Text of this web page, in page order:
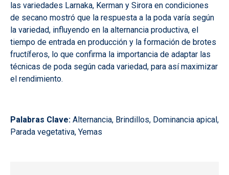
las variedades Larnaka, Kerman y Sirora en condiciones
de secano mostró que la respuesta a la poda varía según
la variedad, influyendo en la alternancia productiva, el
tiempo de entrada en producción y la formación de brotes
fructíferos, lo que confirma la importancia de adaptar las
técnicas de poda según cada variedad, para así maximizar
el rendimiento.
Palabras Clave: Alternancia, Brindillos, Dominancia apical,
Parada vegetativa, Yemas